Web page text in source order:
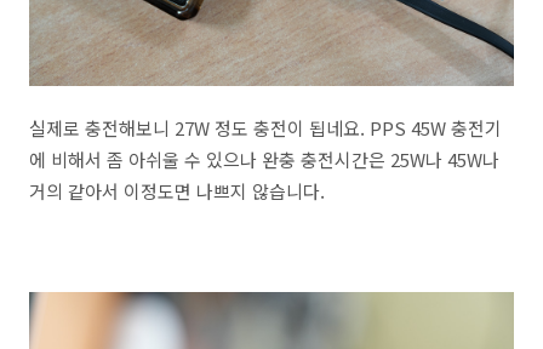
실제로 충전해보니 27W 정도 충전이 됩네요. PPS 45W 충전기
에 비해서 좀 아쉬울 수 있으나 완충 충전시간은 25W나 45W나
거의 같아서 이정도면 나쁘지 않습니다.